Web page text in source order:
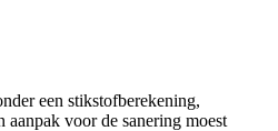
een stikstofberekening,
voor de sanering moest